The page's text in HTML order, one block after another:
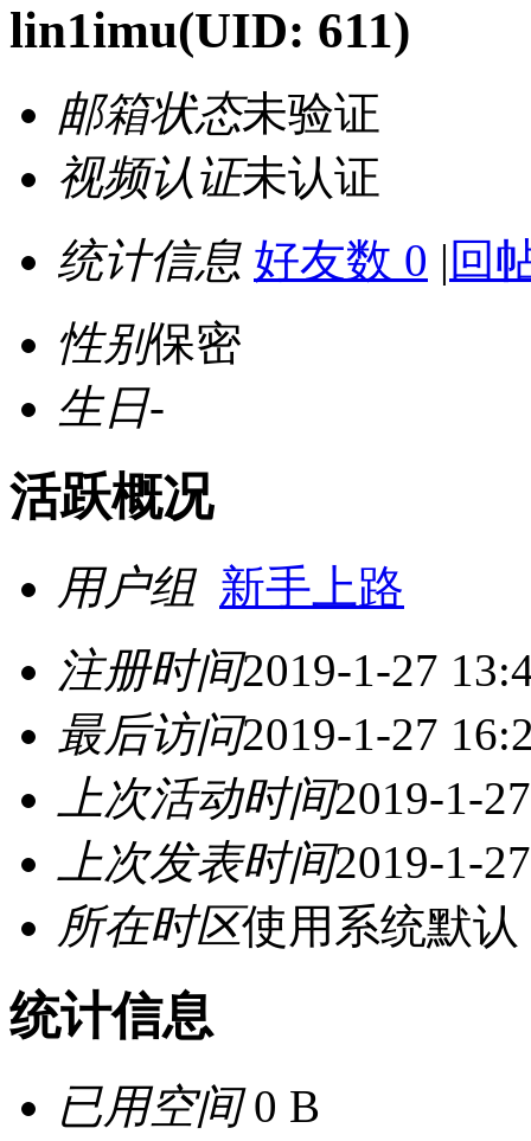
lin1imu(UID: 611)
邮箱状态未验证
视频认证未认证
统计信息 好友数 0 | 回
性别保密
生日-
活跃概况
用户组 新手上路
注册时间2019-1-27
最后访问2019-1-27
上次活动时间2019-1-
上次发表时间2019-1-
所在时区使用系统默认
统计信息
已用空间0 B